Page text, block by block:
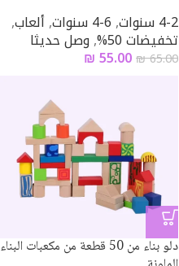
4-2 سنوات ,6-4 سنوات ,ألعاب,
تخفيضات 50% ,وصل حديثا
₪65.00
₪55.00
دلو بناء من 50 قطعة من مكعبات البناء